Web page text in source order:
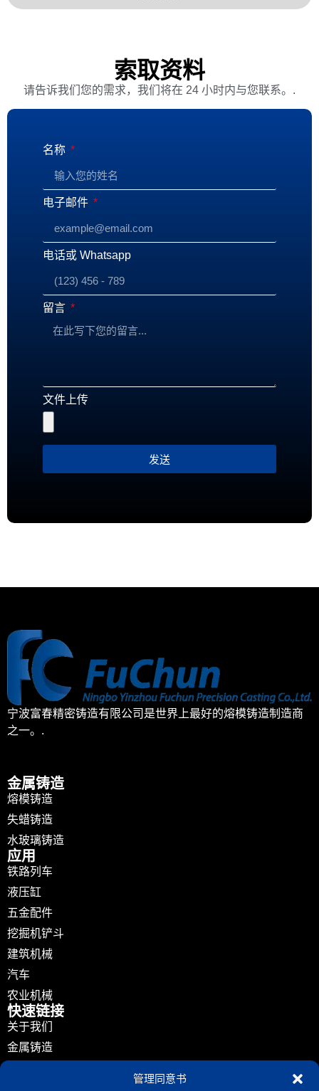
管理同意书
索取资料
请告诉我们您的需求，我们将在 24 小时内与您联系。.
名称
电子邮件
电话或 Whatsapp
留言
文件上传
发送
宁波富春精密铸造有限公司是世界上最好的熔模铸造制造商
之一。.
金属铸造
熔模铸造
失蜡铸造
水玻璃铸造
应用
铁路列车
液压缸
五金配件
挖掘机铲斗
建筑机械
汽车
农业机械
快速链接
关于我们
金属铸造